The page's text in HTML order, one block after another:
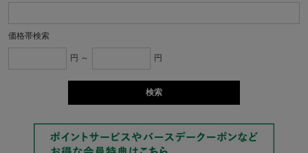
価格帯検索
円 ～ 円